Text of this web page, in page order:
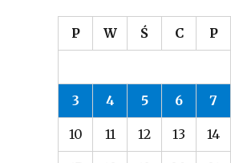
P W Ś C P
3 4 5 6 7
10 11 12 13 14